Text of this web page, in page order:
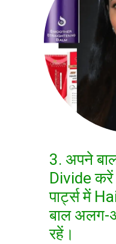
3. अपने
Divide
पार्ट्स में
बाल अलग-
रहें।